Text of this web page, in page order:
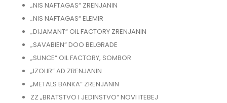
„NIS NAFTAGAS“ ZRENJANIN
„NIS NAFTAGAS“ ELEMIR
„DIJAMANT“ OIL FACTORY ZRENJANIN
„SAVABIEN“ DOO BELGRADE
„SUNCE“ OIL FACTORY, SOMBOR
„IZOLIR“ AD ZRENJANIN
„METALS BANKA“ ZRENJANIN
ZZ „BRATSTVO I JEDINSTVO“ NOVI ITEBEJ